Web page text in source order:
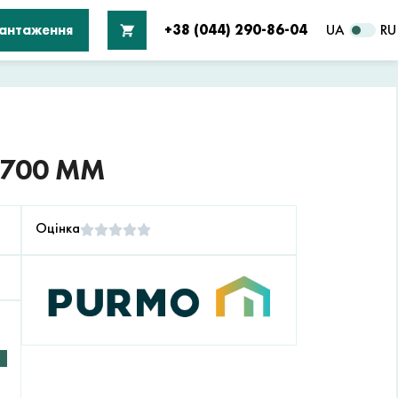
+38 (044) 290-86-04 UA RU
700 ММ
Оцінка